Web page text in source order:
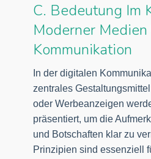
C. Bedeutung Im
Moderner
Kommunikation
In der digitalen
zentrales
oder Werbeanzeigen
präsentiert, um die
und Botschaften klar zu
Prinzipien sind essenziell